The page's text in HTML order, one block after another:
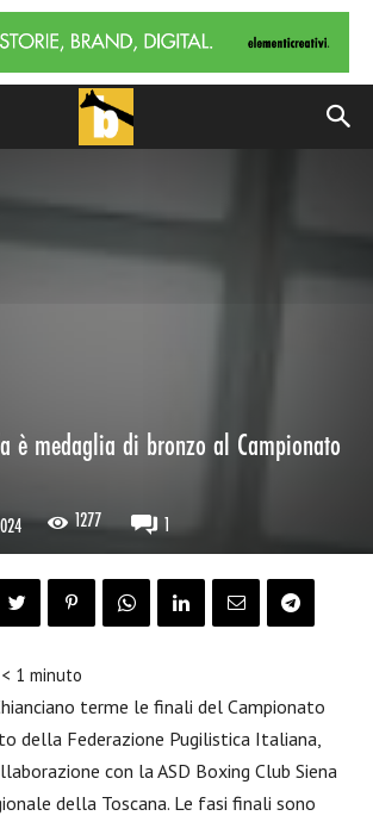
è medaglia di bronzo al Campionato
1277 1
< 1 minuto
terme le finali del Campionato
della Federazione Pugilistica Italiana,
con la ASD Boxing Club Siena
della Toscana. Le fasi finali sono